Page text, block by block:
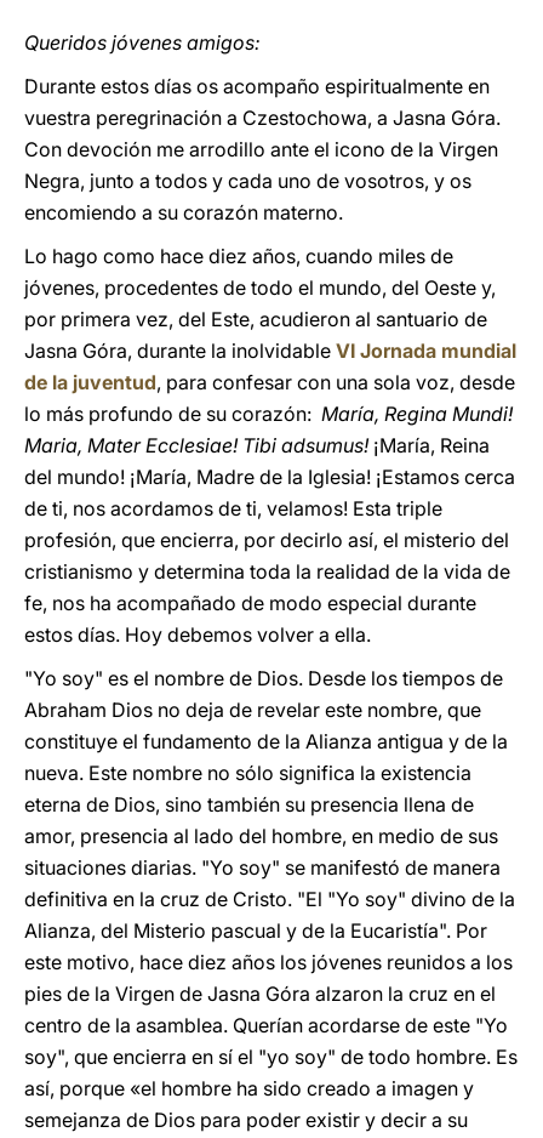
Queridos jóvenes amigos:
Durante estos días os acompaño espiritualmente en
vuestra peregrinación a Czestochowa, a Jasna Góra.
Con devoción me arrodillo ante el icono de la Virgen
Negra, junto a todos y cada uno de vosotros, y os
encomiendo a su corazón materno.
Lo hago como hace diez años, cuando miles de
jóvenes, procedentes de todo el mundo, del Oeste y,
por primera vez, del Este, acudieron al santuario de
Jasna Góra, durante la inolvidable VI Jornada mundial
de la juventud, para confesar con una sola voz, desde
lo más profundo de su corazón: María, Regina Mundi!
Maria, Mater Ecclesiae! Tibi adsumus!¡María, Reina
del mundo! ¡María, Madre de la Iglesia! ¡Estamos cerca
de ti, nos acordamos de ti, velamos! Esta triple
profesión, que encierra, por decirlo así, el misterio del
cristianismo y determina toda la realidad de la vida de
fe, nos ha acompañado de modo especial durante
estos días. Hoy debemos volver a ella.
"Yo soy" es el nombre de Dios. Desde los tiempos de
Abraham Dios no deja de revelar este nombre, que
constituye el fundamento de la Alianza antigua y de la
nueva. Este nombre no sólo significa la existencia
eterna de Dios, sino también su presencia llena de
amor, presencia al lado del hombre, en medio de sus
situaciones diarias. "Yo soy" se manifestó de manera
definitiva en la cruz de Cristo. "El "Yo soy" divino de la
Alianza, del Misterio pascual y de la Eucaristía". Por
este motivo, hace diez años los jóvenes reunidos a los
pies de la Virgen de Jasna Góra alzaron la cruz en el
centro de la asamblea. Querían acordarse de este "Yo
soy", que encierra en sí el "yo soy" de todo hombre. Es
así, porque «el hombre ha sido creado a imagen y
semejanza de Dios para poder existir y decir a su